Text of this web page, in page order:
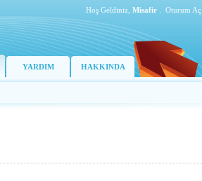
Hoş Geldiniz, Misafir Oturum Aç
YARDIM HAKKINDA